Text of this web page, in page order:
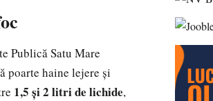
Publică Satu Mare
poarte haine lejere și
1,5 și 2 litri de lichide,